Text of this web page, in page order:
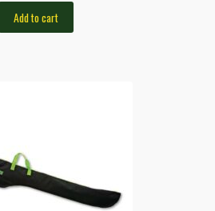
Add to cart